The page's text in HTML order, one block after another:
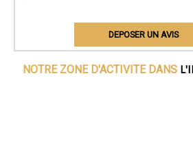
DEPOSER UN AVIS
NOTRE ZONE D'ACTIVITE DANS